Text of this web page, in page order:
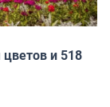
и 518